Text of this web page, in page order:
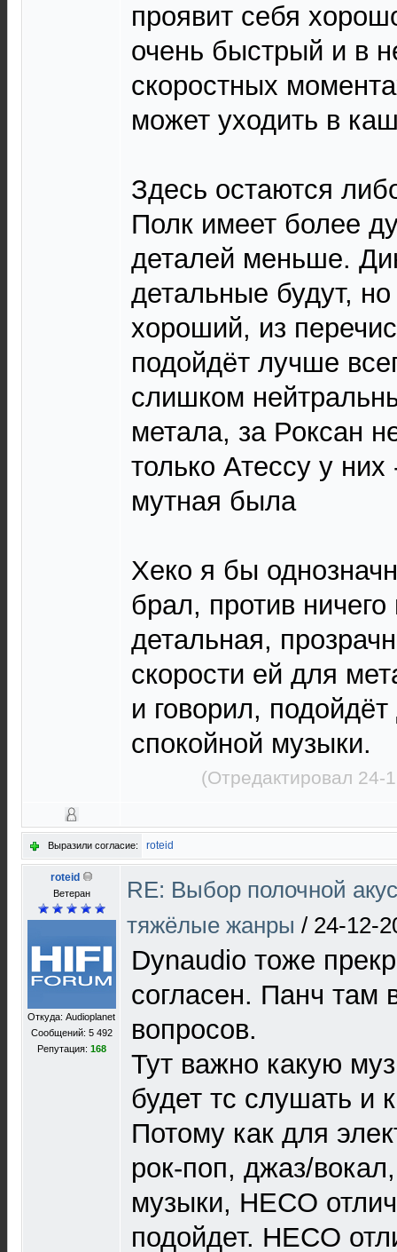
проявит себя
очень быстрый и в
скоростных
может уходить в
Здесь остаются
Полк имеет более
деталей меньше.
детальные будут,
хороший, из
подойдёт лучше
слишком
метала, за Роксан
только Атессу у
мутная была
Хеко я бы
брал, против
детальная,
скорости ей для
и говорил,
спокойной музыки.
(Отредактировал 24-
Выразили согласие: roteid
roteid
Ветеран
Откуда: Audioplanet
Сообщений: 5 492
Репутация: 168
RE: Выбор полочной
тяжёлые жанры / 24-12-
Dynaudio тоже
согласен. Панч там
вопросов.
Тут важно какую
будет тс слушать и
Потому как для
рок-поп, джаз/
музыки, HECO
подойдет. HECO